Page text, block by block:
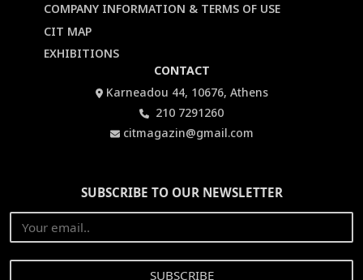
COMPANY INFORMATION & TERMS OF USE
CIT MAP
EXHIBITIONS
CONTACT
Karneadou 44, 10676, Athens
210 7291260
citmagazin@gmail.com
SUBSCRIBE TO OUR NEWSLETTER